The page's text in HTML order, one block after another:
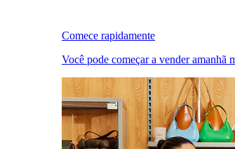
Comece rapidamente
Você pode começar a vender amanhã